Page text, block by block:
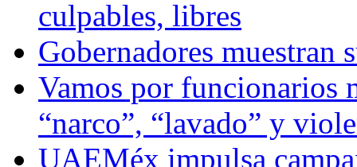
culpables, libres
Gobernadores muestran
Vamos por funcionarios
“narco”, “lavado” y
UAEMéx impulsa